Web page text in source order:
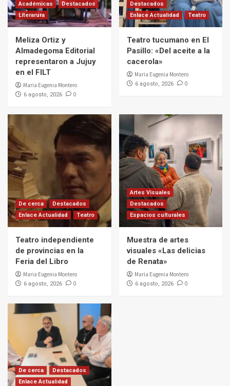
Académicas
Destacados
Literarura
Meliza Ortiz y
Almadegoma Editorial
representaron a Jujuy
en el FILT
Maria Eugenia Montero
6 agosto, 2026 0
Destacados
Enlace Actualidad
Teatro
Teatro tucumano en El
Pasillo: «Del aceite a la
cacerola»
Maria Eugenia Montero
6 agosto, 2026 0
De cerca
Destacados
Enlace Actualidad
Teatro
Teatro independiente
de provincias en la
Feria del Libro
Maria Eugenia Montero
6 agosto, 2026 0
Artes Visuales
Destacados
Espacios culturales
Muestra de artes
visuales «Las delicias
de Renata»
Maria Eugenia Montero
6 agosto, 2026 0
De cerca
Destacados
Enlace Actualidad